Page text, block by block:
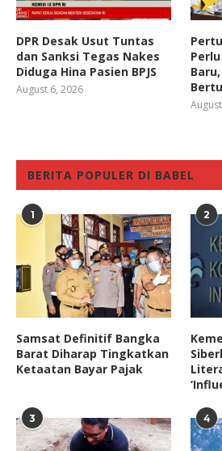
DPR Desak Usut Tuntas
dan Sanksi Tegas Nakes
Diduga Hina Pasien BPJS
August 6, 2026
BERITA POPULER DI BABEL
1
Samsat Definitif Bangka
Barat Diharap Tingkatkan
Ketaatan Bayar Pajak
2
3 4